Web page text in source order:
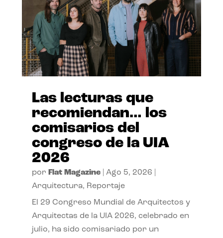
Las lecturas que
recomiendan… los
comisarios del
congreso de la UIA
2026
por Flat Magazine| Ago 5, 2026
Arquitectura, Reportaje
El 29 Congreso Mundial de Arquitectos y
Arquitectas de la UIA 2026, celebrado en
julio, ha sido comisariado por un